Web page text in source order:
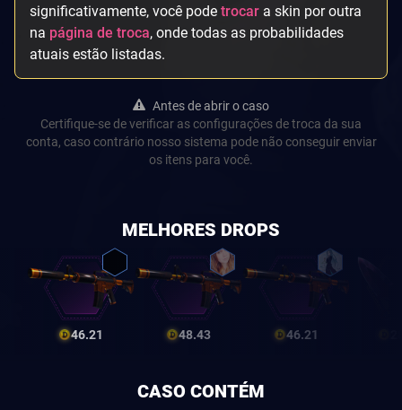
significativamente, você pode trocar a skin por outra
na página de troca, onde todas as probabilidades
atuais estão listadas.
Antes de abrir o caso
Certifique-se de verificar as configurações de troca da sua
conta, caso contrário nosso sistema pode não conseguir enviar
os itens para você.
MELHORES DROPS
46.21 48.43 46.21
CASO CONTÉM